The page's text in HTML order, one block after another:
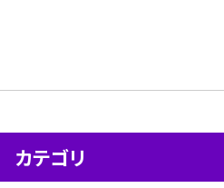
カテゴリ